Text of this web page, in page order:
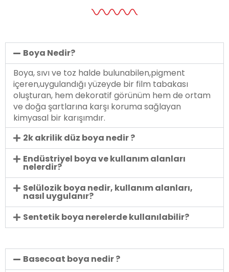
Boya Nedir?
Boya, sıvı ve toz halde bulunabilen,pigment
içeren,uygulandığı yüzeyde bir film tabakası
oluşturan, hem dekoratif görünüm hem de ortam
ve doğa şartlarına karşı koruma sağlayan
kimyasal bir karışımdır.
2k akrilik düz boya nedir ?
Endüstriyel boya ve kullanım alanları
nelerdir?
Selülozik boya nedir, kullanım alanları,
nasıl uygulanır?
Sentetik boya nerelerde kullanılabilir?
Basecoat boya nedir ?